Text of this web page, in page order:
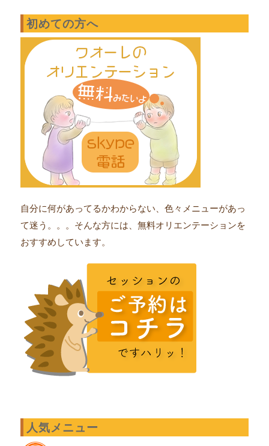
初めての方へ
自分に何があってるかわからない、色々メニューがあっ
て迷う。。。そんな方には、無料オリエンテーションを
おすすめしています。
人気メニュー